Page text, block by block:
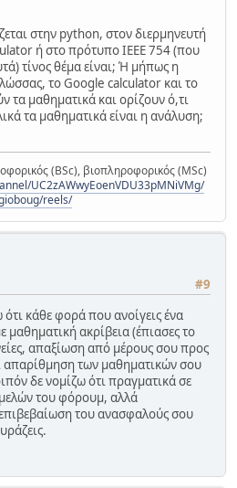
στην python, στον διερμηνευτή
ή στο πρότυπο IEEE 754 (που
τίνος θέμα είναι; Ή μήπως η
το Google calculator και το
τα μαθηματικά και ορίζουν ό,τι
τα μαθηματικά είναι η ανάλυση;
(BSc), βιοπληροφορικός (MSc)
UC2zAWwyEoenVDU33pMNiVMg/
reels/
#9
κάθε φορά που ανοίγεις ένα
μαθηματική ακρίβεια (έπιασες το
απαξίωση από μέρους σου προς
απαρίθμηση των μαθηματικών σου
δε νομίζω ότι πραγματικά σε
του φόρουμ, αλλά
του ανασφαλούς σου